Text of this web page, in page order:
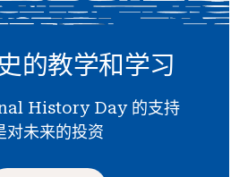
的教学和学习
History Day 的支持
对未来的投资